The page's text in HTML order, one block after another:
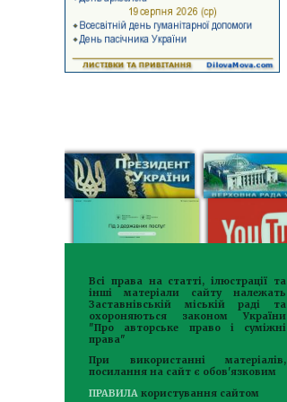
Всі права на статті, ілюстрації та
інші матеріали сайту належать
Заставнівській міській раді та
охороняються законом України
"Про авторське право і суміжні
права"
При використанні матеріалів,
посилання на сайт є обов'язковим
ПРАВИЛА користування сайтом